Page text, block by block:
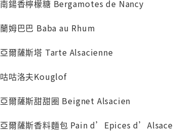
南鍚香檸檬糖 Bergamotes de Nancy
蘭姆巴巴 Baba au Rhum
亞爾薩斯塔 Tarte Alsacienne
咕咕洛夫Kouglof
亞爾薩斯甜甜圈 Beignet Alsacien
亞爾薩斯香料麵包 Pain d’Epices d’Alsace